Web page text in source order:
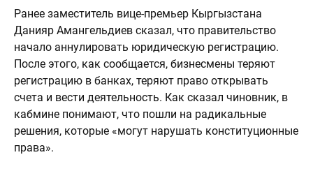
Ранее заместитель вице-премьер Кыргызстана
Данияр Амангельдиев сказал, что правительство
начало аннулировать юридическую регистрацию.
После этого, как сообщается, бизнесмены теряют
регистрацию в банках, теряют право открывать
счета и вести деятельность. Как сказал чиновник, в
кабмине понимают, что пошли на радикальные
решения, которые «могут нарушать конституционные
права».